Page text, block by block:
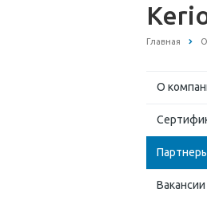
Главная
О
Вакансии